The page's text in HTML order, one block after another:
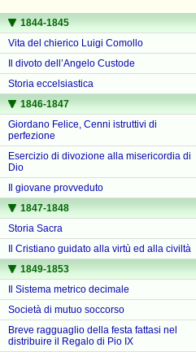
1844-1845
Vita del chierico Luigi Comollo
Il divoto dell’Angelo Custode
Storia eccelsiastica
1846-1847
Giordano Felice, Cenni istruttivi di
perfezione
Esercizio di divozione alla misericordia di
Dio
Il giovane provveduto
1847-1848
Storia Sacra
Il Cristiano guidato alla virtù ed alla civiltà
1849-1853
Il Sistema metrico decimale
Società di mutuo soccorso
Breve ragguaglio della festa fattasi nel
distribuire il Regalo di Pio IX